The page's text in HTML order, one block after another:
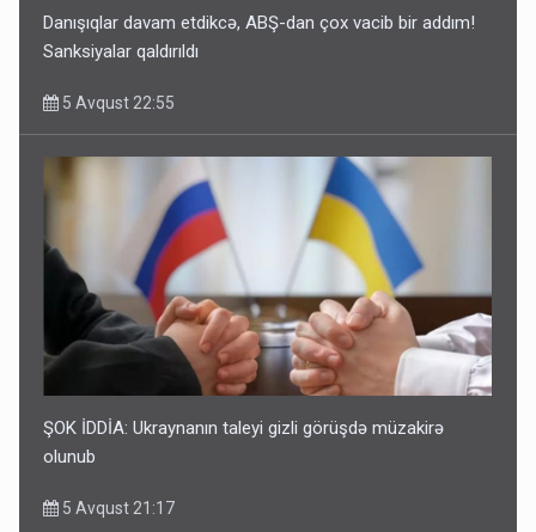
Danışıqlar davam etdikcə, ABŞ-dan çox vacib bir addım!
Sanksiyalar qaldırıldı
5 Avqust 22:55
ŞOK İDDİA: Ukraynanın taleyi gizli görüşdə müzakirə
olunub
5 Avqust 21:17